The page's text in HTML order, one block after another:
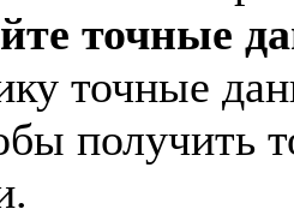
точные
точные
получить